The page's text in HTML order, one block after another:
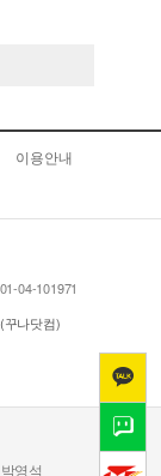
이용안내
04-101971
꾸나닷컴)
영석